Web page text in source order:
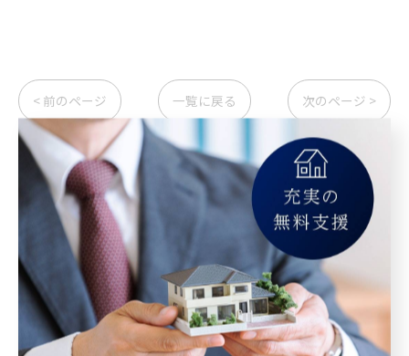
< 前のページ 一覧に戻る 次のページ >
カテゴリー Categories
全てのカテゴリー
マンション
空き家
相続